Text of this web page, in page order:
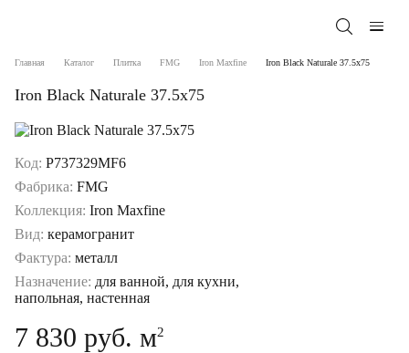
Главная Каталог Плитка FMG Iron Maxfine Iron Black Naturale 37.5x75
Iron Black Naturale 37.5x75
Код: P737329MF6
Фабрика: FMG
Коллекция: Iron Maxfine
Вид: керамогранит
Фактура: металл
Назначение: для ванной, для кухни,
напольная, настенная
7 830 руб. м2